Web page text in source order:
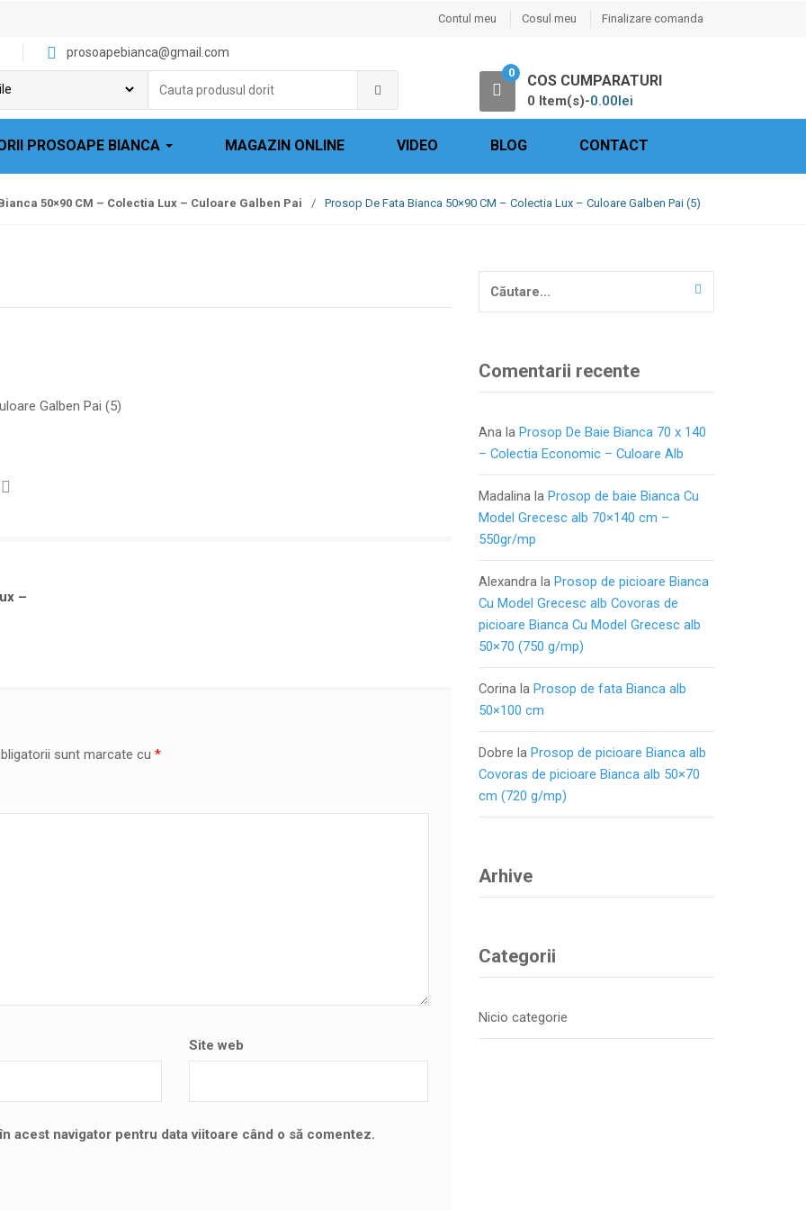
Contul meu Cosul meu Finalizare comanda
prosoapebianca@gmail.com
produsul
dorit:
0 COS CUMPARATURI
0 Item(s)-0.00lei
PROSOAPE BIANCA MAGAZIN ONLINE VIDEO BLOG CONTACT
50×90 CM – Colectia Lux – Culoare Galben Pai / Prosop De Fata Bianca 50×90 CM – Colectia Lux – Culoare Galben Pai (5)
Galben Pai (5)
–
sunt marcate cu*
Site web
acest navigator pentru data viitoare când o să comentez.
Comentarii recente
Anala Prosop De Baie Bianca 70 x 140
– Colectia Economic – Culoare Alb
Madalinala Prosop de baie Bianca Cu
Model Grecesc alb 70×140 cm –
550gr/mp
Alexandrala Prosop de picioare Bianca
Cu Model Grecesc alb Covoras de
picioare Bianca Cu Model Grecesc alb
50×70 (750 g/mp)
Corinala Prosop de fata Bianca alb
50×100 cm
Dobre la Prosop de picioare Bianca alb
Covoras de picioare Bianca alb 50×70
cm (720 g/mp)
Arhive
Categorii
Nicio categorie